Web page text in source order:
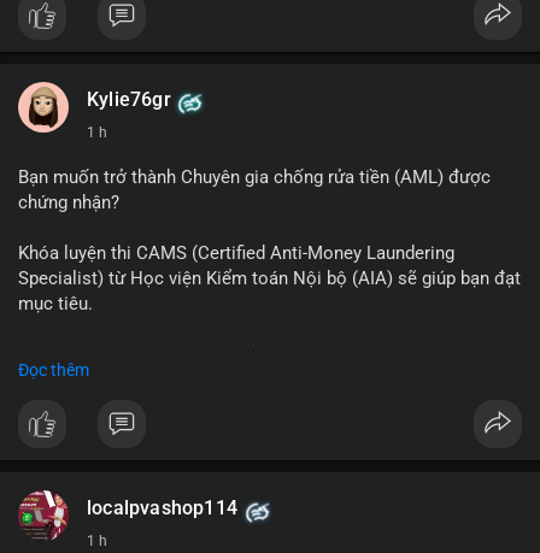
$btc
#vlikevn #titanbot
Kylie76gr
1 h
Bạn muốn trở thành Chuyên gia chống rửa tiền (AML) được
chứng nhận?
Khóa luyện thi CAMS (Certified Anti-Money Laundering
Specialist) từ Học viện Kiểm toán Nội bộ (AIA) sẽ giúp bạn đạt
mục tiêu.
gồm tài liệu toàn diện, câu hỏi thực hành, bài thi thử sát thực
Xây dựng nền tảng kiến thức AML vững chắc và tự tin bước
Đăng ký ngay hôm nay để nâng cao năng lực và mở rộng cơ
Đọc thêm
localpvashop114
1 h